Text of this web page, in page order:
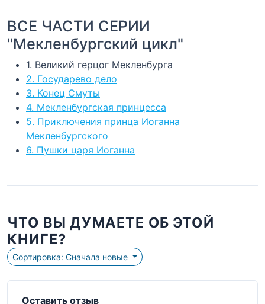
ВСЕ ЧАСТИ СЕРИИ
"Мекленбургский цикл"
1. Великий герцог Мекленбурга
2. Государево дело
3. Конец Смуты
4. Мекленбургская принцесса
5. Приключения принца Иоганна
Мекленбургского
6. Пушки царя Иоганна
ЧТО ВЫ ДУМАЕТЕ ОБ ЭТОЙ
КНИГЕ?
Сортировка: Сначала новые
Оставить отзыв